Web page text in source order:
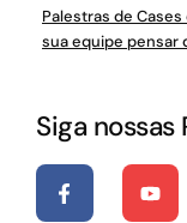
Palestras de
sua equipe pensar
Siga nossas